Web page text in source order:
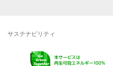
サステナビリティ